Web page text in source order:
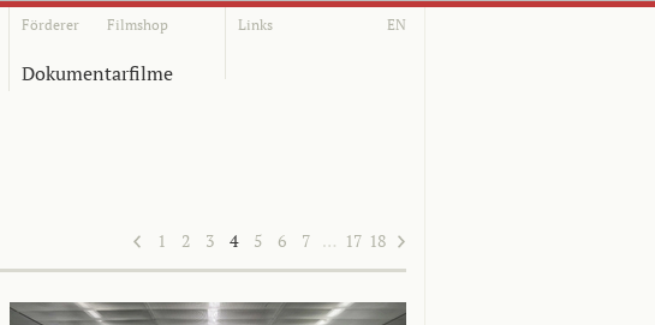
Förderer Filmshop Links EN
Dokumentarfilme
1 2 3 4 5 6 7 … 17 18